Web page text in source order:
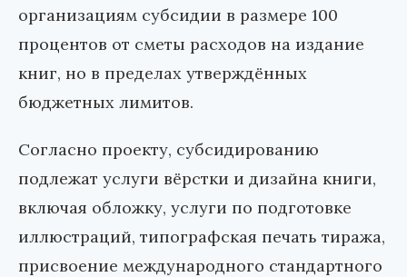
организациям субсидии в размере 100
процентов от сметы расходов на издание
книг, но в пределах утверждённых
бюджетных лимитов.
Согласно проекту, субсидированию
подлежат услуги вёрстки и дизайна книги,
включая обложку, услуги по подготовке
иллюстраций, типографская печать тиража,
присвоение международного стандартного